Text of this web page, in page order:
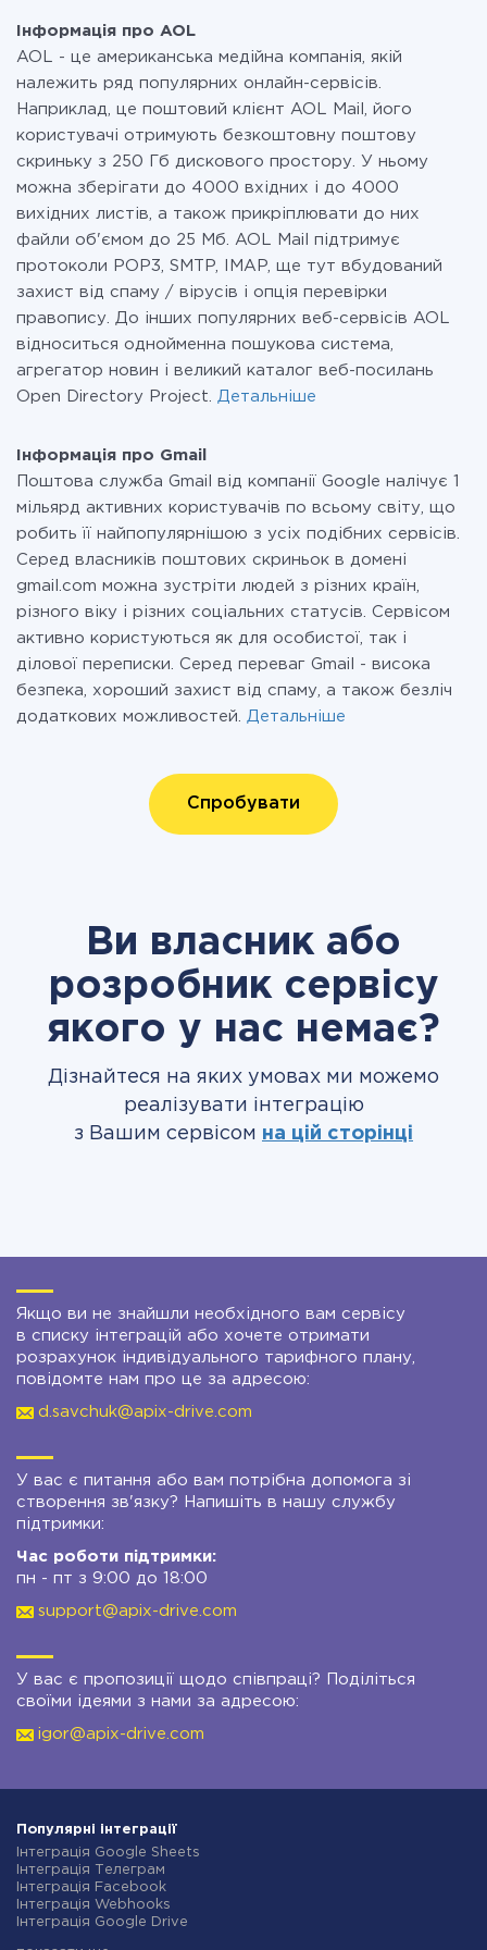
при необхідності. Детальніше про
Інформація про AOL
AOL - це американська медійна компанія, якій
належить ряд популярних онлайн-сервісів.
Наприклад, це поштовий клієнт AOL Mail, його
користувачі отримують безкоштовну поштову
скриньку з 250 Гб дискового простору. У ньому
можна зберігати до 4000 вхідних і до 4000
вихідних листів, а також прикріплювати до них
файли об'ємом до 25 Мб. AOL Mail підтримує
протоколи POP3, SMTP, IMAP, ще тут вбудований
захист від спаму / вірусів і опція перевірки
правопису. До інших популярних веб-сервісів AOL
відноситься однойменна пошукова система,
агрегатор новин і великий каталог веб-посилань
Open Directory Project. Детальніше
Інформація про Gmail
Поштова служба Gmail від компанії Google налічує 1
мільярд активних користувачів по всьому світу, що
робить її найпопулярнішою з усіх подібних сервісів.
Серед власників поштових скриньок в домені
gmail.com можна зустріти людей з різних країн,
різного віку і різних соціальних статусів. Сервісом
активно користуються як для особистої, так і
ділової переписки. Серед переваг Gmail - висока
безпека, хороший захист від спаму, а також безліч
додаткових можливостей. Детальніше
Спробувати
Ви власник або
розробник сервісу
якого у нас немає?
Дізнайтеся на яких умовах ми можемо
реалізувати інтеграцію
з Вашим сервісом на цій сторінці
Якщо ви не знайшли необхідного вам сервісу
в списку інтеграцій або хочете отримати
розрахунок індивідуального тарифного плану,
повідомте нам про це за адресою:
d.savchuk@apix-drive.com
У вас є питання або вам потрібна допомога зі
створення зв'язку? Напишіть в нашу службу
підтримки:
Час роботи підтримки:
пн - пт з 9:00 до 18:00
support@apix-drive.com
У вас є пропозиції щодо співпраці? Поділіться
своїми ідеями з нами за адресою:
igor@apix-drive.com
Популярні інтеграції
Інтеграція Google Sheets
Інтеграція Телеграм
Інтеграція Facebook
Інтеграція Webhooks
Інтеграція Google Drive